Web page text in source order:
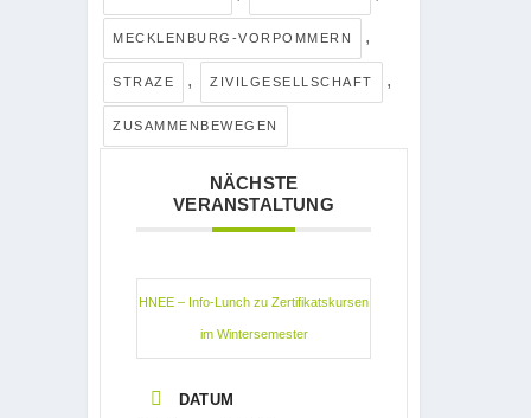
MECKLENBURG-VORPOMMERN ,
STRAZE , ZIVILGESELLSCHAFT ,
ZUSAMMENBEWEGEN
NÄCHSTE
VERANSTALTUNG
HNEE – Info-Lunch zu Zertifikatskursen
im Wintersemester
DATUM